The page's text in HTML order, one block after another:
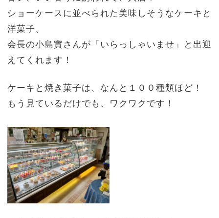
ショーケースに並べられた美味しそうなケーキと
洋菓子、
会長の小島實さんが「いらっしゃいませ」と出迎
えてくれます！
ケーキと焼き菓子は、なんと１００種類ほど！
もう見ているだけでも、ワクワクです！